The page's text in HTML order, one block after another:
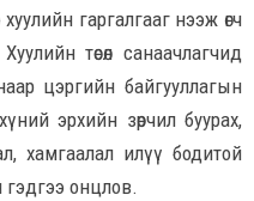
гаргалгааг нээж өгч
төсөл санаачлагчид
цэргийн байгууллагын
эрхийн зөрчил буурах,
хамгаалал илүү бодитой
онцлов.